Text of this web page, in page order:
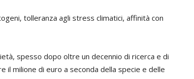
tolleranza agli stress climatici, affinità con
spesso dopo oltre un decennio di ricerca e di
il milione di euro a seconda della specie e delle